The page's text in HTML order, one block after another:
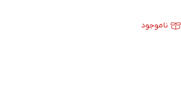
ناموجود